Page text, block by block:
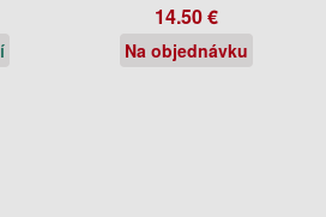
14.50 €
Na objednávku